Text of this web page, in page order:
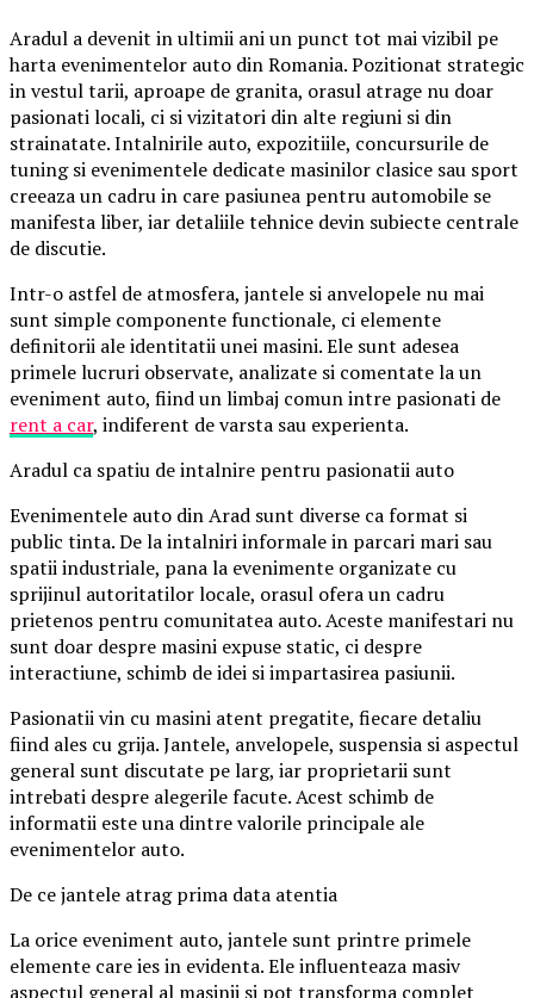
Aradul a devenit in ultimii ani un punct tot mai vizibil pe
harta evenimentelor auto din Romania. Pozitionat strategic
in vestul tarii, aproape de granita, orasul atrage nu doar
pasionati locali, ci si vizitatori din alte regiuni si din
strainatate. Intalnirile auto, expozitiile, concursurile de
tuning si evenimentele dedicate masinilor clasice sau sport
creeaza un cadru in care pasiunea pentru automobile se
manifesta liber, iar detaliile tehnice devin subiecte centrale
de discutie.
Intr-o astfel de atmosfera, jantele si anvelopele nu mai
sunt simple componente functionale, ci elemente
definitorii ale identitatii unei masini. Ele sunt adesea
primele lucruri observate, analizate si comentate la un
eveniment auto, fiind un limbaj comun intre pasionati de
rent a car, indiferent de varsta sau experienta.
Aradul ca spatiu de intalnire pentru pasionatii auto
Evenimentele auto din Arad sunt diverse ca format si
public tinta. De la intalniri informale in parcari mari sau
spatii industriale, pana la evenimente organizate cu
sprijinul autoritatilor locale, orasul ofera un cadru
prietenos pentru comunitatea auto. Aceste manifestari nu
sunt doar despre masini expuse static, ci despre
interactiune, schimb de idei si impartasirea pasiunii.
Pasionatii vin cu masini atent pregatite, fiecare detaliu
fiind ales cu grija. Jantele, anvelopele, suspensia si aspectul
general sunt discutate pe larg, iar proprietarii sunt
intrebati despre alegerile facute. Acest schimb de
informatii este una dintre valorile principale ale
evenimentelor auto.
De ce jantele atrag prima data atentia
La orice eveniment auto, jantele sunt printre primele
elemente care ies in evidenta. Ele influenteaza masiv
aspectul general al masinii si pot transforma complet